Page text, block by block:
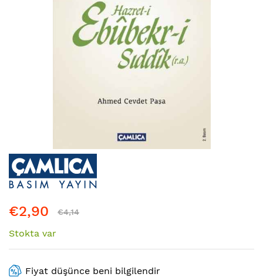
Resim
galerisinin
başına
€2,90 €4,14
Stokta var
Fiyat düşünce beni bilgilendir